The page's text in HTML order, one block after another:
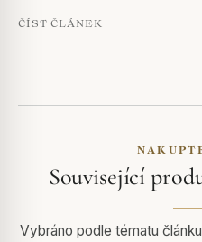
ČÍST ČLÁNEK
Související
Vybráno podle tématu